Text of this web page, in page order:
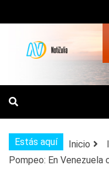
al
contenido
NOTICIAS
DE
Estás aquí Inicio
Pompeo: En